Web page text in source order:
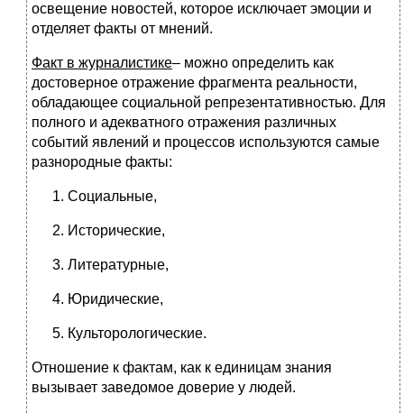
освещение новостей, которое исключает эмоции и
отделяет факты от мнений.
Факт в журналистике– можно определить как
достоверное отражение фрагмента реальности,
обладающее социальной репрезентативностью. Для
полного и адекватного отражения различных
событий явлений и процессов используются самые
разнородные факты:
Социальные,
Исторические,
Литературные,
Юридические,
Культорологические.
Отношение к фактам, как к единицам знания
вызывает заведомое доверие у людей.